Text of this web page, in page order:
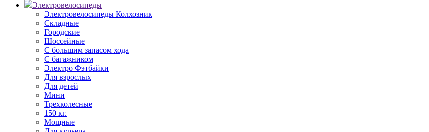
Электровелосипеды
Электровелосипеды Колхозник
Складные
Городские
Шоссейные
С большим запасом хода
С багажником
Электро Фэтбайки
Для взрослых
Для детей
Мини
Трехколесные
150 кг.
Мощные